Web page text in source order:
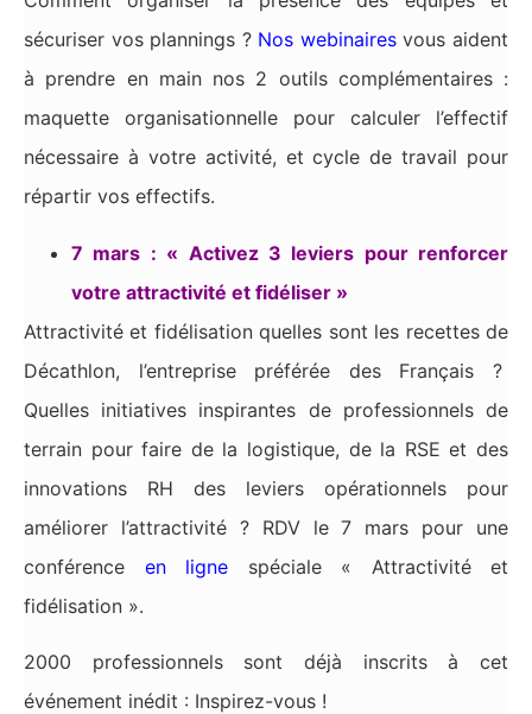
sécuriser vos plannings ? Nos webinairesvous aident
à prendre en main nos 2 outils complémentaires :
maquette organisationnelle pour calculer l’effectif
nécessaire à votre activité, et cycle de travail pour
répartir vos effectifs.
7 mars : « Activez 3 leviers pour renforcer
votre attractivité et fidéliser »
Attractivité et fidélisation quelles sont les recettes de
Décathlon, l’entreprise préférée des Français ?
Quelles initiatives inspirantes de professionnels de
terrain pour faire de la logistique, de la RSE et des
innovations RH des leviers opérationnels pour
améliorer l’attractivité ? RDV le 7 mars pour une
conférence en ligne spéciale « Attractivité et
fidélisation ».
2000 professionnels sont déjà inscrits à cet
événement inédit : Inspirez-vous !